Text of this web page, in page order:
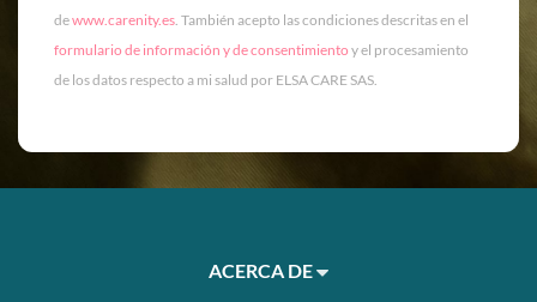
dewww.carenity.es. También acepto las condiciones descritas en el
formulario de información y de consentimiento y el procesamiento
de los datos respecto a mi salud por ELSA CARE SAS.
ACERCA DE